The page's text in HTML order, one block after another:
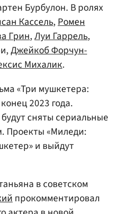
Бурбулон. В ролях
Кассель,Ромен
Грин,Луи Гаррель,
Джейкоб Форчун-
Михалик.
«Три мушкетера:
2023 года.
сняты сериальные
Проекты «Миледи:
и выйдут
в советском
прокомментировал